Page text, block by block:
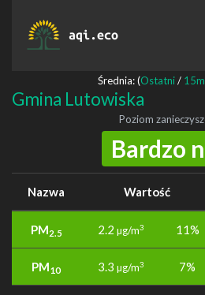
aqi.eco
Średnia: (Ostatni/ 15m
Gmina Lutowiska
Poziom
Bardzo
Nazwa Wartość
PM2.5 2.2 µg/m3 11%
PM10 3.3 µg/m3 7%